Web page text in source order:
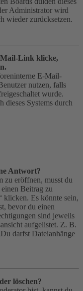
Administrator wird
wieder zurücksetzen.
Mail-Link klicke,
E-Mail-
nutzen, falls
wurde.
dieses Systems durch
Antwort?
zu eröffnen, musst du
Beitrag zu
klicken. Es könnte sein,
bevor du einen
sind jeweils
aufgelistet. Z. B.
darfst Dateianhänge
löschen?